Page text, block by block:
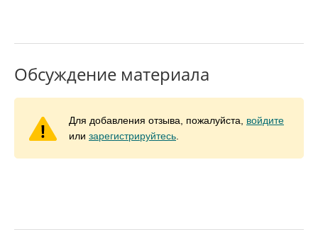
Обсуждение материала
Для добавления отзыва, пожалуйста, войдите
или зарегистрируйтесь